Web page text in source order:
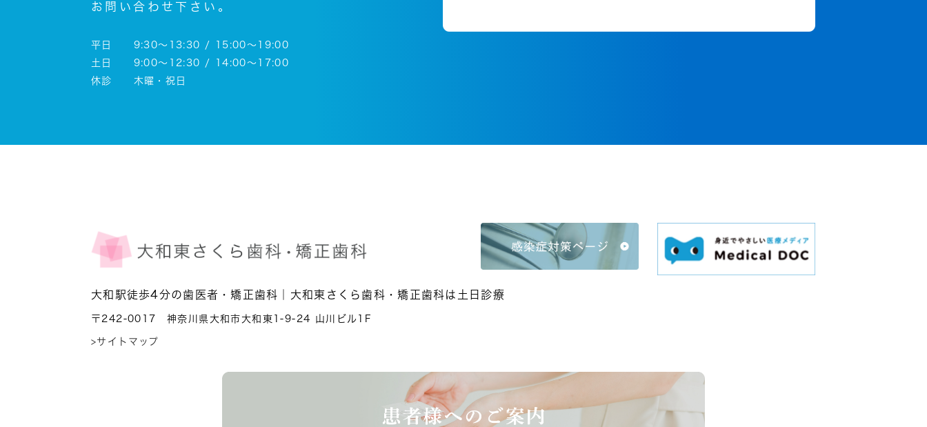
お問い合わせ下さい。
平日 9:30～13:30 / 15:00～19:00
土日 9:00～12:30 / 14:00～17:00
休診 木曜・祝日
大和駅徒歩4分の歯医者・矯正歯科｜大和東さくら歯科・矯正歯科は土日診療
〒242-0017 神奈川県大和市大和東1-9-24 山川ビル1F
>サイトマップ